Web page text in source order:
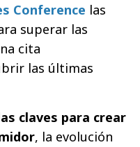
Conference las
superar las
cita
las últimas
claves para crear
, la evolución